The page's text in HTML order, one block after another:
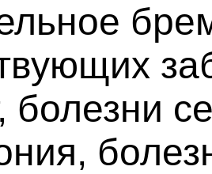
болезни